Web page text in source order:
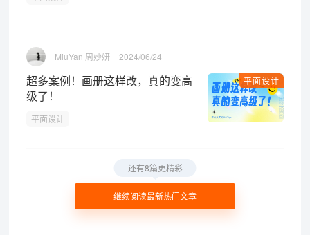
MiuYan 周妙妍 2024/06/24
平面设计
超多案例！画册这样改，真的变高
级了！
平面设计
继续阅读最新热门文章
还有8篇更精彩